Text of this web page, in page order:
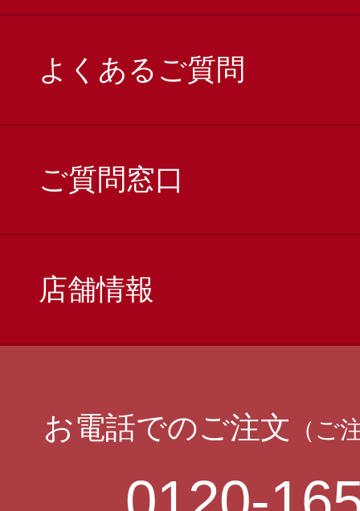
よくあるご質問
ご質問窓口
店舗情報
お電話でのご注文 （ご